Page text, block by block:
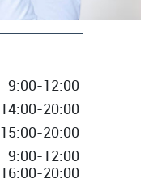
9:00-12:00
14:00-20:00
15:00-20:00
9:00-12:00
16:00-20:00